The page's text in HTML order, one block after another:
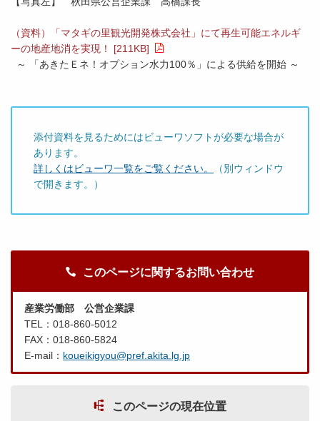
（資料）「マタギの里観光開発株式会社」にて再生可能エネルギ
ーの地産地消を実現！ [211KB]
～ 「あきたＥネ！オプション水力100％」による供給を開始 ～
添付資料を見るためにはビューワソフトが必要な場合が
あります。
詳しくはビューワ一覧をご覧ください。
（別ウィンドウ
で開きます。）
このページに関するお問い合わせ
産業労働部 公営企業課
TEL：018-860-5012
FAX：018-860-5824
E-mail： koueikigyou@pref.akita.lg.jp
このページの現在位置